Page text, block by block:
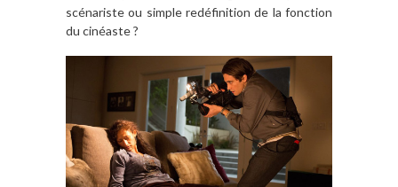
scénariste ou simple redéfinition de la fonction
du cinéaste ?